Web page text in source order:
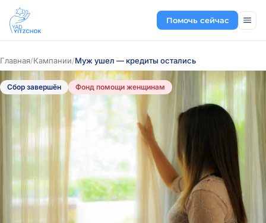
Помочь сейчас
Главная/Кампании/Муж ушел — кредиты остались
Сбор завершён Фонд помощи женщинам